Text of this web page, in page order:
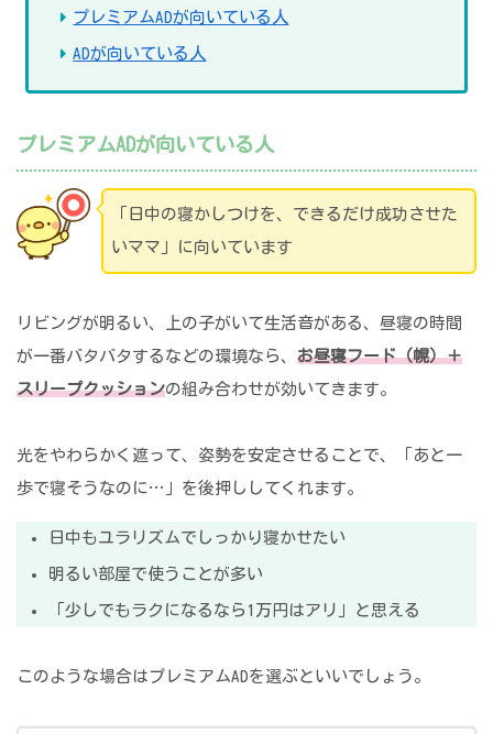
プレミアムADが向いている人
ADが向いている人
プレミアムADが向いている人
「日中の寝かしつけを、できるだけ成功させた
いママ」に向いています
リビングが明るい、上の子がいて生活音がある、昼寝の時間
が一番バタバタするなどの環境なら、 お昼寝フード（幌）＋
スリープクッションの組み合わせが効いてきます。
光をやわらかく遮って、姿勢を安定させることで、「あと一
歩で寝そうなのに…」を後押ししてくれます。
日中もユラリズムでしっかり寝かせたい
明るい部屋で使うことが多い
「少しでもラクになるなら1万円はアリ」と思える
このような場合はプレミアムADを選ぶといいでしょう。